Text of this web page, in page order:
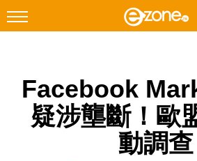
Facebook Instagram
科技焦點
Facebook
疑涉壟斷！歐
動調查